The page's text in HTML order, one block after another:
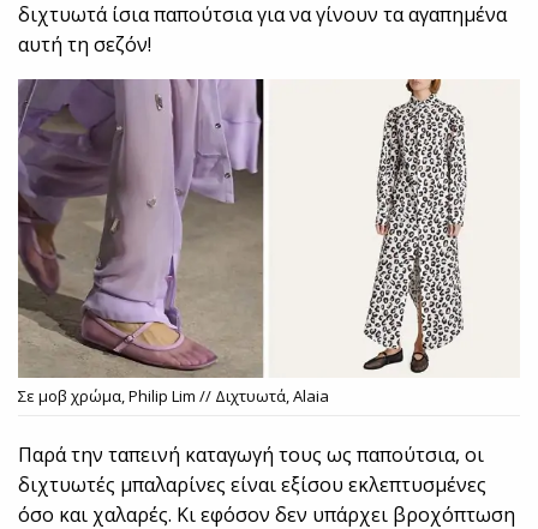
διχτυωτά ίσια παπούτσια για να γίνουν τα αγαπημένα
αυτή τη σεζόν!
Σε μοβ χρώμα, Philip Lim // Διχτυωτά, Alaia
Παρά την ταπεινή καταγωγή τους ως παπούτσια, οι
διχτυωτές μπαλαρίνες είναι εξίσου εκλεπτυσμένες
όσο και χαλαρές. Κι εφόσον δεν υπάρχει βροχόπτωση